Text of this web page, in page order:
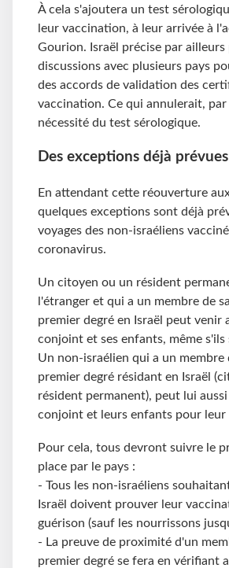
À cela s'ajoutera un test
leur vaccination, à leur arrivée à
Gourion. Israël précise par ailleurs
discussions avec plusieurs pays
des accords de validation des
vaccination. Ce qui annulerait,
nécessité du test sérologique.
Des exceptions déjà prévues
En attendant cette réouverture
quelques exceptions sont déjà
voyages des non-israéliens
coronavirus.
Un citoyen ou un résident
l'étranger et qui a un membre de
premier degré en Israël peut venir
conjoint et ses enfants, même s'ils
Un non-israélien qui a un membre
premier degré résidant en Israël
résident permanent), peut lui
conjoint et leurs enfants pour leur
Pour cela, tous devront suivre le
place par le pays :
- Tous les non-israéliens
Israël doivent prouver leur
guérison (sauf les nourrissons
- La preuve de proximité d'un
premier degré se fera en vérifiant